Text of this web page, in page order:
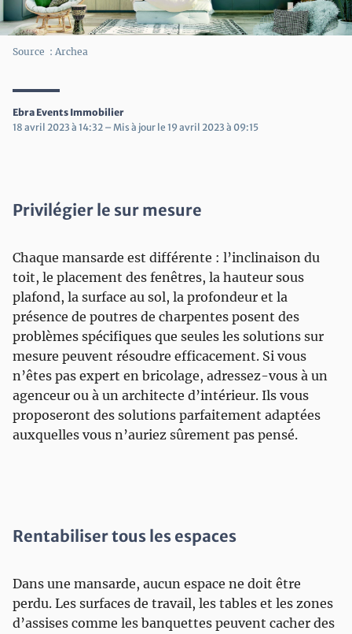
Source : Archea
Ebra Events Immobilier
18 avril 2023 à 14:32 – Mis à jour le 19 avril 2023 à 09:15
Privilégier le sur mesure
Chaque mansarde est différente : l’inclinaison du
toit, le placement des fenêtres, la hauteur sous
plafond, la surface au sol, la profondeur et la
présence de poutres de charpentes posent des
problèmes spécifiques que seules les solutions sur
mesure peuvent résoudre efficacement. Si vous
n’êtes pas expert en bricolage, adressez-vous à un
agenceur ou à un architecte d’intérieur. Ils vous
proposeront des solutions parfaitement adaptées
auxquelles vous n’auriez sûrement pas pensé.
Rentabiliser tous les espaces
Dans une mansarde, aucun espace ne doit être
perdu. Les surfaces de travail, les tables et les zones
d’assises comme les banquettes peuvent cacher des